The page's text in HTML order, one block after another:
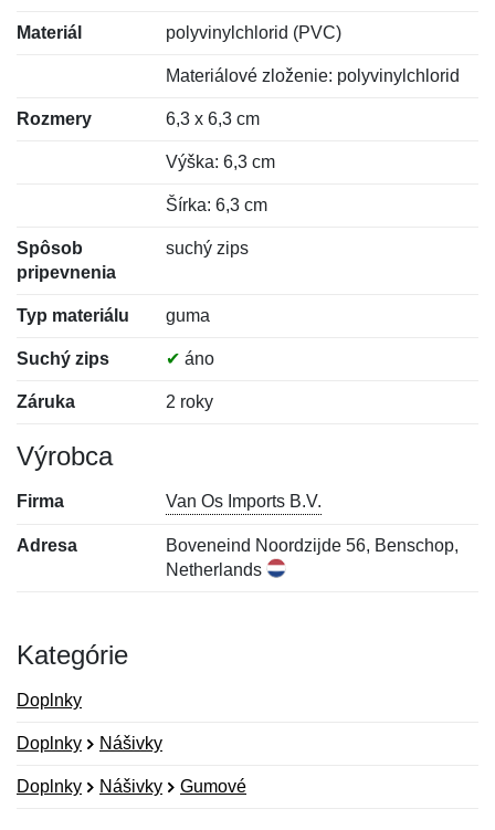
Materiál polyvinylchlorid (PVC)
Materiálové zloženie: polyvinylchlorid
Rozmery 6,3 x 6,3 cm
Výška: 6,3 cm
Šírka: 6,3 cm
Spôsob
pripevnenia
suchý zips
Typ materiálu guma
Suchý zips ✔ áno
Záruka 2 roky
Výrobca
Firma Van Os Imports B.V.
Adresa
Boveneind Noordzijde 56, Benschop,
Netherlands
Kategórie
Doplnky
Doplnky Nášivky
Doplnky Nášivky Gumové